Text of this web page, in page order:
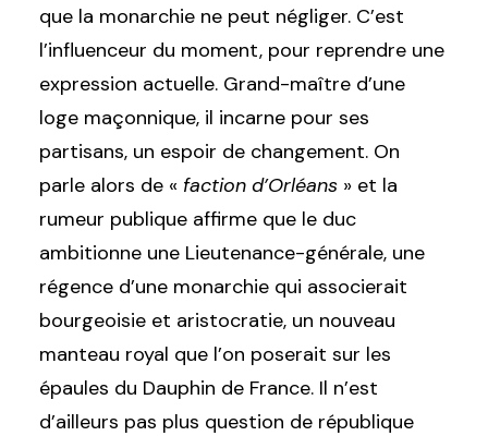
que la monarchie ne peut négliger. C’est
l’influenceur du moment, pour reprendre une
expression actuelle. Grand-maître d’une
loge maçonnique, il incarne pour ses
partisans, un espoir de changement. On
parle alors de « faction d’Orléans » et la
rumeur publique affirme que le duc
ambitionne une Lieutenance-générale, une
régence d’une monarchie qui associerait
bourgeoisie et aristocratie, un nouveau
manteau royal que l’on poserait sur les
épaules du Dauphin de France. Il n’est
d’ailleurs pas plus question de république